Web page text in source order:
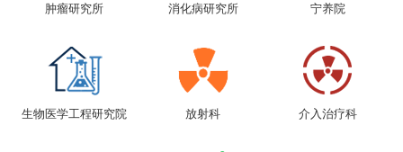
肿瘤研究所 消化病研究所 宁养院
生物医学工程研究院 放射科 介入治疗科